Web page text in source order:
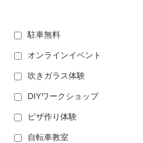
駐車無料
オンラインイベント
吹きガラス体験
DIYワークショップ
ピザ作り体験
自転車教室